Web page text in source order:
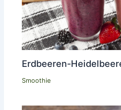
Erdbeeren-
Smoothie